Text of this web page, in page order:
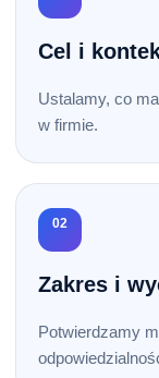
Cel i
Ustalamy, co
w firmie.
02
Zakres i
Potwierdzamy